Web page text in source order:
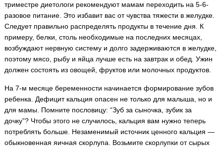
триместре диетологи рекомендуют мамам переходить на 5-6-
разовое питание. Это избавит вас от чувства тяжести в желудке.
Следует правильно распределять продукты в течение дня. К
примеру, белки, столь необходимые на последних месяцах,
возбуждают нервную систему и долго задерживаются в желудке,
поэтому мясо, рыбу и яйца лучше есть на завтрак и обед. Ужин
должен состоять из овощей, фруктов или молочных продуктов.
На 7-м месяце беременности начинается формирование зубов
ребенка. Дефицит кальция опасен не только для малыша, но и
для мамы. Помните пословицу: “Зуб за сыночка, зубик за
дочку”? Чтобы этого не случилось, кальция вам нужно теперь
потреблять больше. Незаменимый источник ценного кальция —
обыкновенная яичная скорлупа. Возьмите скорлупки от сырых